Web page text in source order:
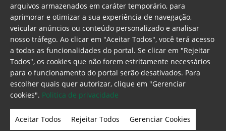
Ministério Público do Estado do Ceará
Procuradoria Geral de Justiça Av. Gen. Afonso
Albuquerque Lima, 130 - Cambeba - CEP:
60.822-325 - Fortaleza, Ceará. Brasil
Home Page Intranet Webmail Office 365
arquivos armazenados em caráter temporário, para
aprimorar e otimizar a sua experiência de navegação,
veicular anúncios ou conteúdo personalizado e analisar
nosso tráfego. Ao clicar em "Aceitar Todos", você terá acesso
a todas as funcionalidades do portal. Se clicar em "Rejeitar
Todos", os cookies que não forem estritamente necessários
para o funcionamento do portal serão desativados. Para
escolher quais quer autorizar, clique em "Gerenciar
cookies". Politica de privacidade
Aceitar Todos Rejeitar Todos Gerenciar Cookies